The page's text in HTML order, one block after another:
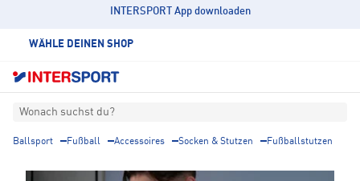
INTERSPORT App downloaden
WÄHLE DEINEN SHOP
Wonach suchst du?
Ballsport Fußball Accessoires Socken & Stutzen Fußballstutzen